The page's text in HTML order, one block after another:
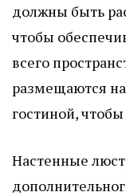
должны быть
чтобы
всего
размещаются
гостиной,
Настенные